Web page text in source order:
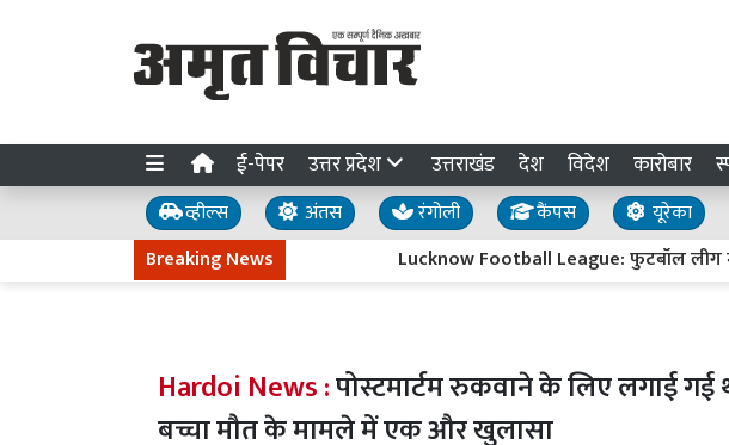
ई-पेपर उत्तर प्रदेश उत्तराखंड देश विदेश कारोबार
व्हील्स अंतस रंगोली कैंपस यूरेका
Breaking News
Lucknow Football League: फुटबॉल लीग में यूपी
Hardoi News :पोस्टमार्टम रुकवाने के लिए लगाई गई
बच्चा मौत के मामले में एक और खुलासा